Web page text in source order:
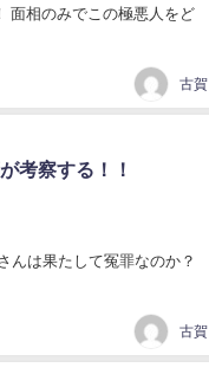
面相のみでこの極悪人をど
古賀
考察する！！
んは果たして冤罪なのか？
古賀